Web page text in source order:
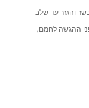
והגזר עד שלב
הוספת האורז ולשמור במקרר. שעה וחצי-שעה לפני ההגשה לחמם,